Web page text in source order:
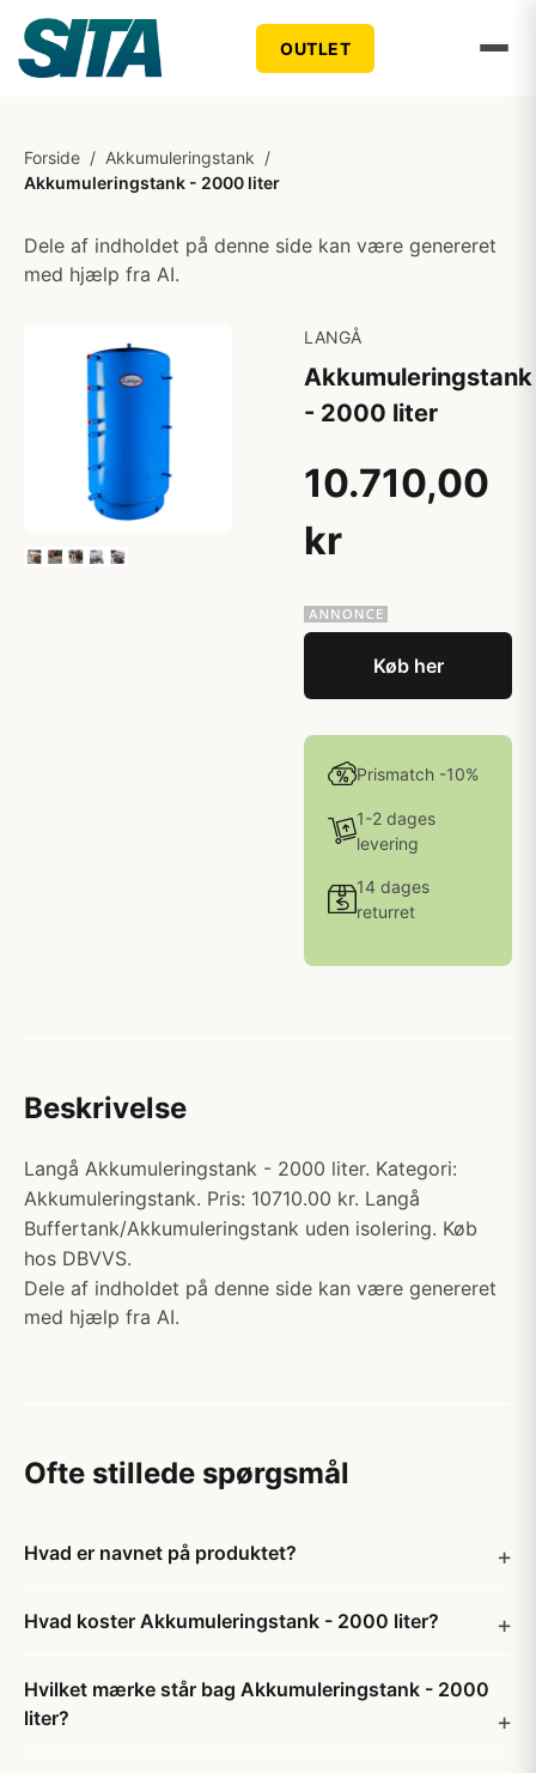
OUTLET
Forside / Akkumuleringstank /
Akkumuleringstank - 2000 liter
Dele af indholdet på denne side kan være genereret
med hjælp fra AI.
LANGÅ
Akkumuleringstank
- 2000 liter
10.710,00
kr
Køb her
Prismatch -10%
1-2 dages
levering
14 dages
returret
Beskrivelse
Langå Akkumuleringstank - 2000 liter. Kategori:
Akkumuleringstank. Pris: 10710.00 kr. Langå
Buffertank/Akkumuleringstank uden isolering. Køb
hos DBVVS.
Dele af indholdet på denne side kan være genereret
med hjælp fra AI.
Ofte stillede spørgsmål
Hvad er navnet på produktet?
Hvad koster Akkumuleringstank - 2000 liter?
Hvilket mærke står bag Akkumuleringstank - 2000
liter?